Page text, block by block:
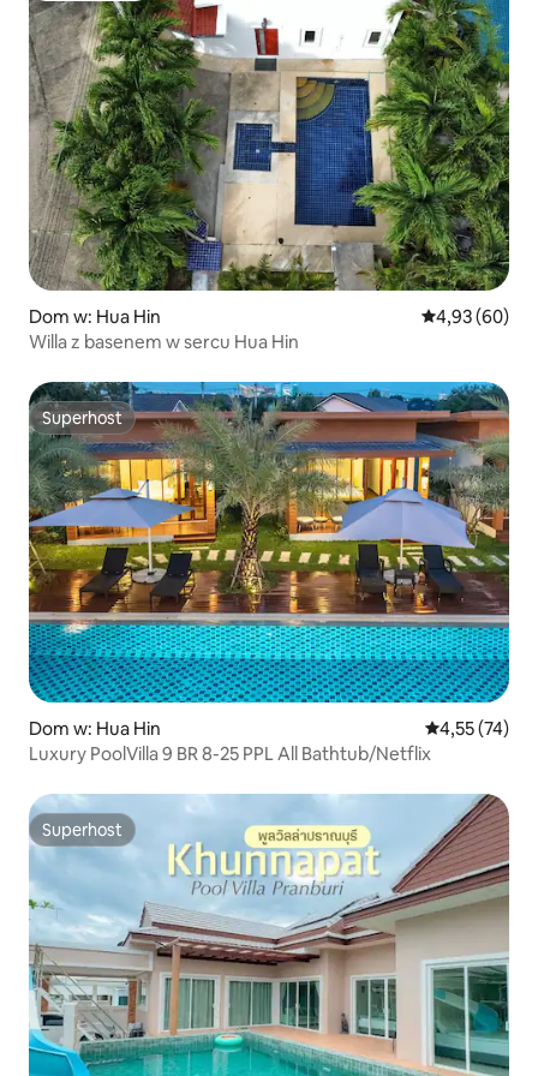
Dom w: Hua Hin Średnia
4,93 (60)
Willa z basenem w sercu Hua Hin
Superhost
Superhost
Dom w: Hua Hin Średnia
4,55 (74)
Luxury PoolVilla 9 BR 8-25 PPL All Bathtub/Netflix
Superhost
Superhost